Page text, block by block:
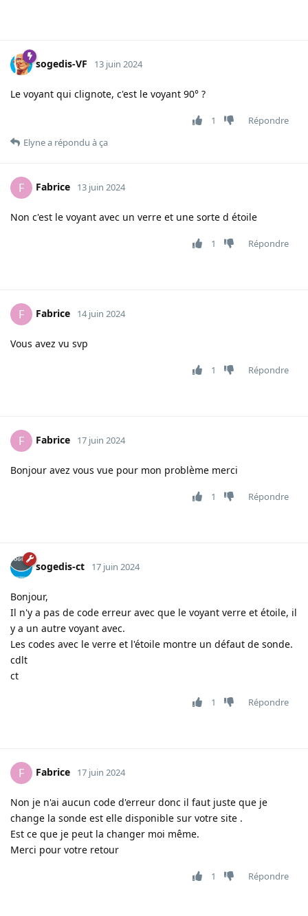
sogedis-VF 13 juin 2024
Le voyant qui clignote, c'est le voyant 90° ?
1
Répondre
Elynea répondu à ça
F Fabrice 13 juin 2024
Non c'est le voyant avec un verre et une sorte d étoile
1 Répondre
F Fabrice 14 juin 2024
Vous avez vu svp
1 Répondre
F Fabrice 17 juin 2024
Bonjour avez vous vue pour mon problème merci
1 Répondre
sogedis-ct 17 juin 2024
Bonjour,
Il n'y a pas de code erreur avec que le voyant verre et étoile, il
y a un autre voyant avec.
Les codes avec le verre et l'étoile montre un défaut de sonde.
cdlt
ct
1 Répondre
F Fabrice 17 juin 2024
Non je n'ai aucun code d'erreur donc il faut juste que je
change la sonde est elle disponible sur votre site .
Est ce que je peut la changer moi même.
Merci pour votre retour
1 Répondre